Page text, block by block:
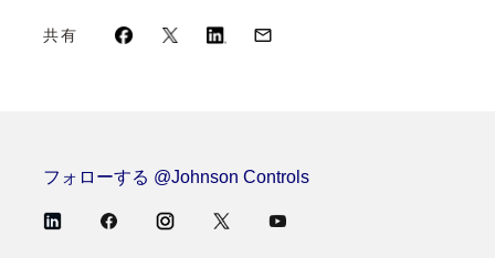
共有
フォローする @Johnson Controls